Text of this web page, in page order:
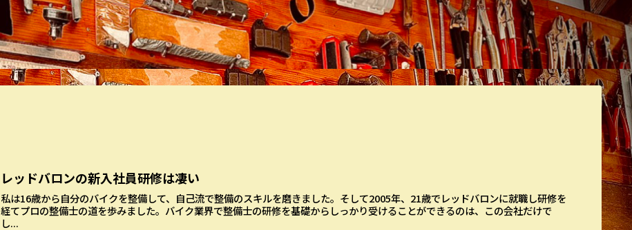
レッドバロンの新入社員研修は凄い
私は16歳から自分のバイクを整備して、自己流で整備のスキルを磨きました。そして2005年、21歳でレッドバロンに就職し研修を
経てプロの整備士の道を歩みました。バイク業界で整備士の研修を基礎からしっかり受けることができるのは、この会社だけで
し...